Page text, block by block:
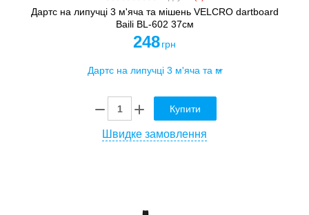
Дартс на липучці 3 м'яча та мішень VELCRO dartboard
Baili BL-602 37cм
248 грн
Купити
Швидке замовлення